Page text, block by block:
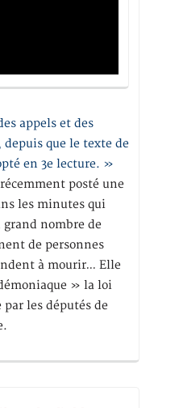
appels et des
depuis que le texte de
en 3e lecture. »
posté une
les minutes qui
nombre de
de personnes
à mourir… Elle
» la loi
par les députés de